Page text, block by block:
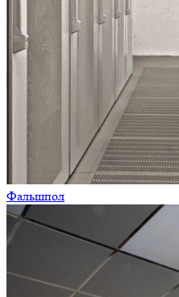
Фальшпол